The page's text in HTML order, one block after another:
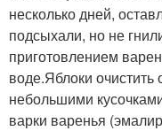
несколько дней,
подсыхали, но не
приготовлением
воде.Яблоки
небольшими
варки варенья